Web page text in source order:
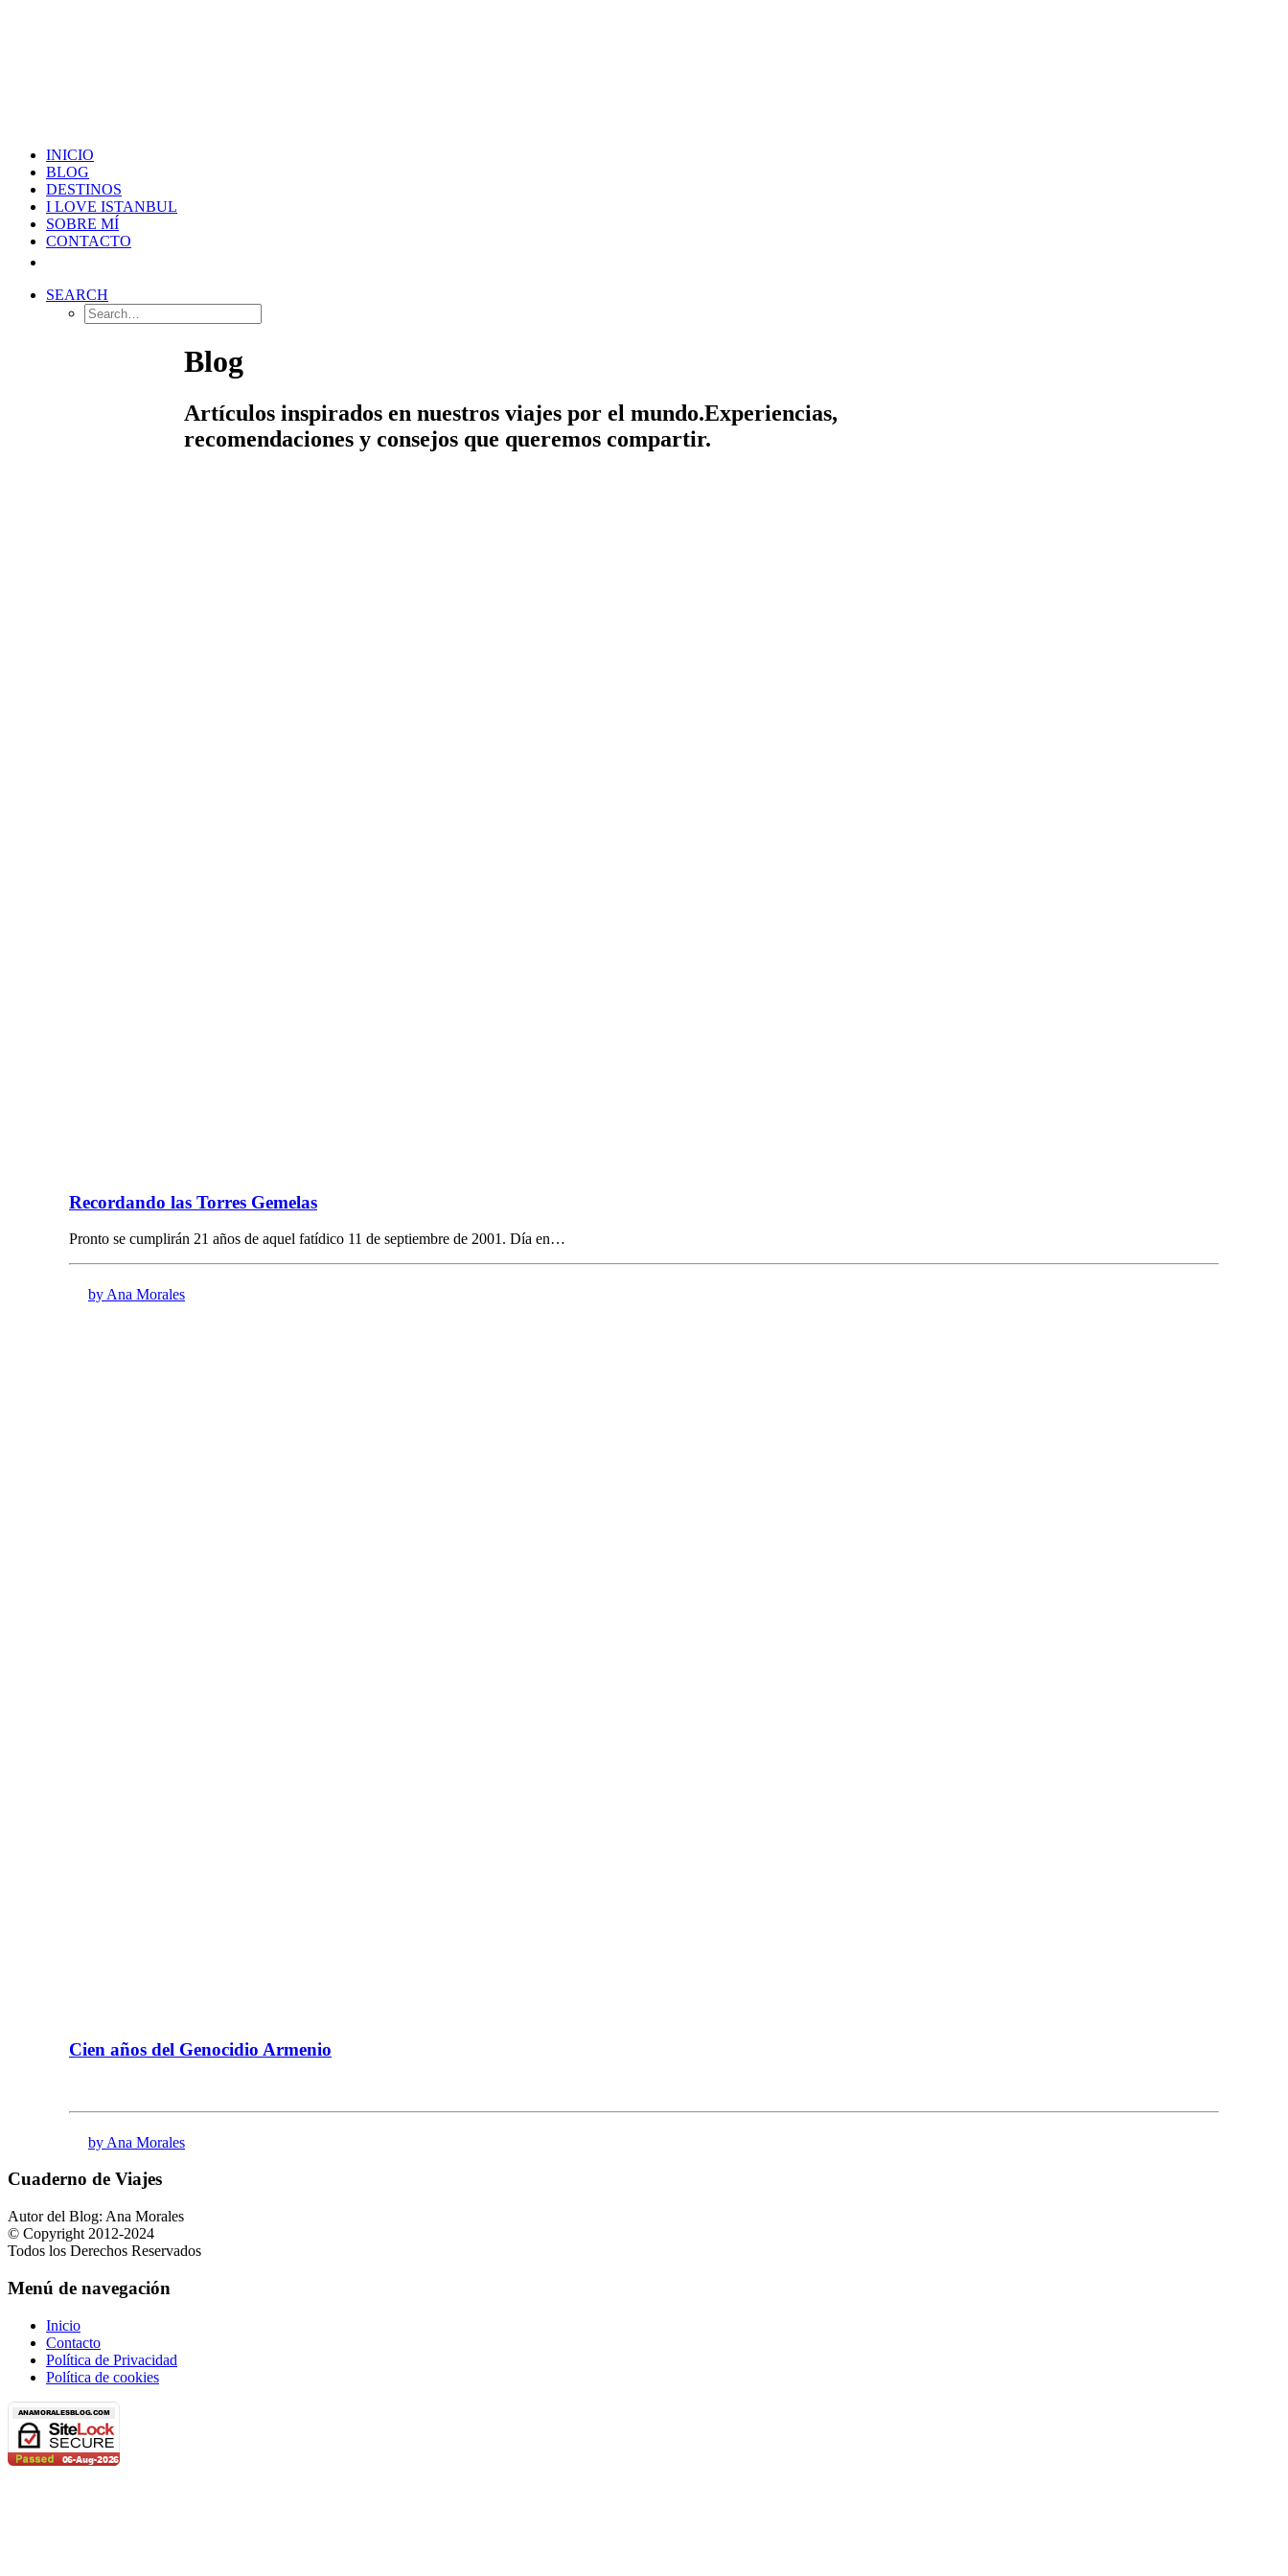
INICIO
BLOG
DESTINOS
I LOVE ISTANBUL
SOBRE MÍ
CONTACTO
SEARCH
Blog
Artículos inspirados en nuestros viajes por el mundo.Experiencias,
recomendaciones y consejos que queremos compartir.
Recordando las Torres Gemelas
Pronto se cumplirán 21 años de aquel fatídico 11 de septiembre de 2001. Día en…
by Ana Morales
Cien años del Genocidio Armenio
by Ana Morales
Cuaderno de Viajes
Autor del Blog: Ana Morales
© Copyright 2012-2024
Todos los Derechos Reservados
Menú de navegación
Inicio
Contacto
Política de Privacidad
Política de cookies